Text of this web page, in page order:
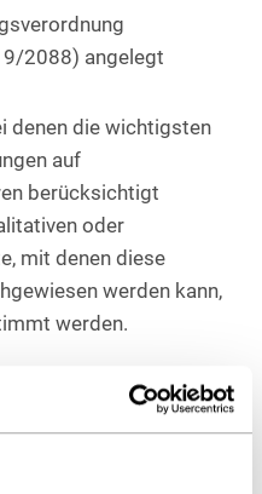
2088) angelegt
denen die wichtigsten
auf
berücksichtigt
oder
mit denen diese
werden kann,
werden.
Kenntnisstand der